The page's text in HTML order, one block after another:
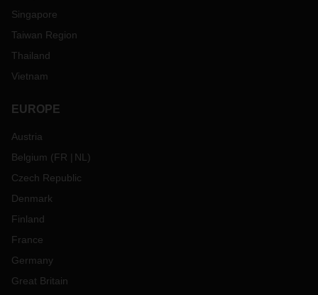
Singapore
Taiwan Region
Thailand
Vietnam
EUROPE
Austria
Belgium (FR NL )
Czech Republic
Denmark
Finland
France
Germany
Great Britain